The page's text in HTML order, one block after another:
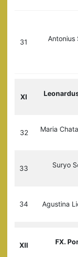
31 Antonius
XI
32 Maria
33 Suryo
34 Agustina
XII FX.